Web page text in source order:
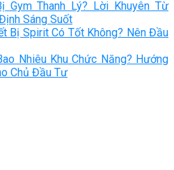
Gym Thanh Lý? Lời Khuyên Từ
Sáng Suốt
Bị Spirit Có Tốt Không? Nên Đầu
Nhiêu Khu Chức Năng? Hướng
Chủ Đầu Tư